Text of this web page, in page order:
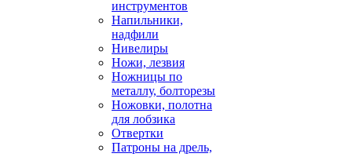
инструментов
Напильники,
надфили
Нивелиры
Ножи, лезвия
Ножницы по
металлу, болторезы
Ножовки, полотна
для лобзика
Отвертки
Патроны на дрель,